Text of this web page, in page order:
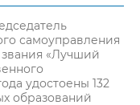
самоуправления
«Лучший
удостоены 132
образований